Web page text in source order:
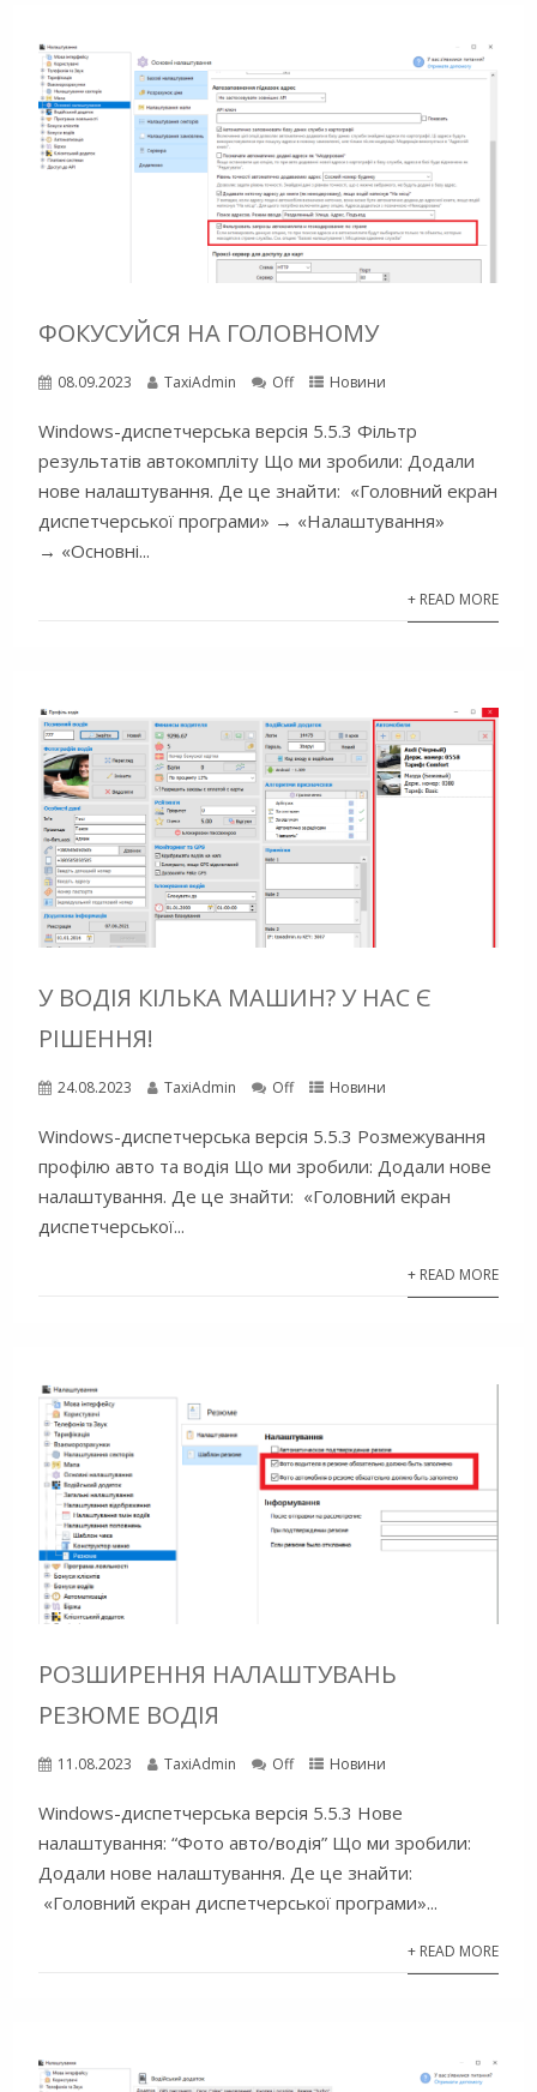
ФОКУСУЙСЯ НА ГОЛОВНОМУ
08.09.2023 TaxiAdmin Off Новини
Windows-диспетчерська версія 5.5.3 Фільтр
результатів автокомпліту Що ми зробили: Додали
нове налаштування. Де це знайти: «Головний екран
диспетчерської програми» → «Налаштування»
→ «Основні...
+ READ MORE
У ВОДІЯ КІЛЬКА МАШИН? У НАС Є
РІШЕННЯ!
24.08.2023 TaxiAdmin Off Новини
Windows-диспетчерська версія 5.5.3 Розмежування
профілю авто та водія Що ми зробили: Додали нове
налаштування. Де це знайти: «Головний екран
диспетчерської...
+ READ MORE
РОЗШИРЕННЯ НАЛАШТУВАНЬ
РЕЗЮМЕ ВОДІЯ
11.08.2023 TaxiAdmin Off Новини
Windows-диспетчерська версія 5.5.3 Нове
налаштування: “Фото авто/водія” Що ми зробили:
Додали нове налаштування. Де це знайти:
«Головний екран диспетчерської програми»...
+ READ MORE